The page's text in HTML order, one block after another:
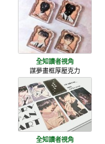
全知讀者視角
謀夢畫框厚壓克力
全知讀者視角